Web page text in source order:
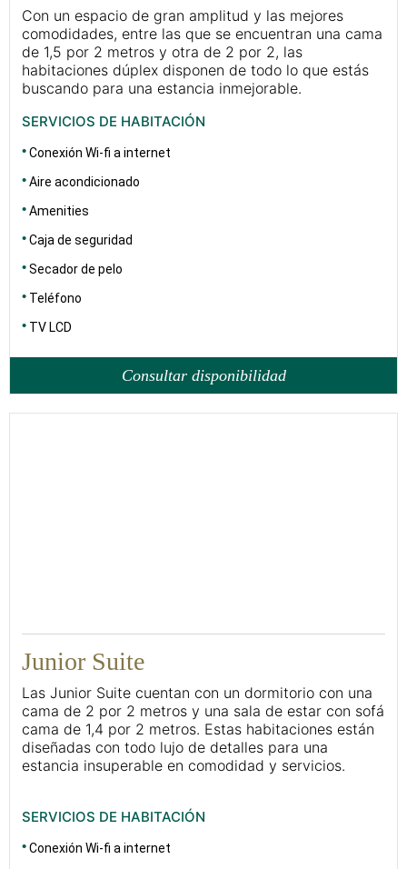
Con un espacio de gran amplitud y las mejores
comodidades, entre las que se encuentran una cama
de 1,5 por 2 metros y otra de 2 por 2, las
habitaciones dúplex disponen de todo lo que estás
buscando para una estancia inmejorable.
SERVICIOS DE HABITACIÓN
Conexión Wi-fi a internet
Aire acondicionado
Amenities
Caja de seguridad
Secador de pelo
Teléfono
TV LCD
Consultar disponibilidad
Junior Suite
Las Junior Suite cuentan con un dormitorio con una
cama de 2 por 2 metros y una sala de estar con sofá
cama de 1,4 por 2 metros. Estas habitaciones están
diseñadas con todo lujo de detalles para una
estancia insuperable en comodidad y servicios.
SERVICIOS DE HABITACIÓN
Conexión Wi-fi a internet